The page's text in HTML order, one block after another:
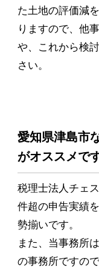
た土地の評価減
りますので、他
や、これから検
さい。
愛知県津島市
がオススメで
税理士法人チェ
件超の申告実績
勢揃いです。
また、当事務所
の事務所ですの